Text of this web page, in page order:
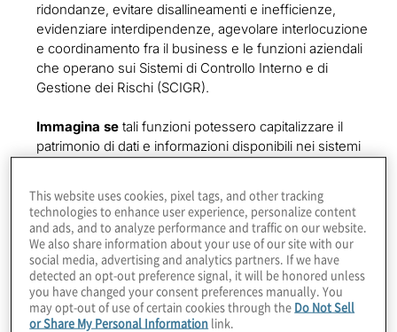
ridondanze, evitare disallineamenti e inefficienze,
evidenziare interdipendenze, agevolare interlocuzione
e coordinamento fra il business e le funzioni aziendali
che operano sui Sistemi di Controllo Interno e di
Gestione dei Rischi (SCIGR).
Immagina setali funzioni potessero capitalizzare il
patrimonio di dati e informazioni disponibili nei sistemi
tempestività situazioni di rischio, anomalie o frodi su
cui intervenire rapidamente, ampliare in modo
efficiente il perimetro di verifica e monitoraggio del
sistema di controllo interno; in definitiva, rendere più
oggettive, affidabili e complete le evidenze sui rischi e
sulle debolezze del sistema di controllo interno.
This website uses cookies, pixel tags, and other tracking
technologies to enhance user experience, personalize content
and ads, and to analyze performance and traffic on our website.
We also share information about your use of our site with our
social media, advertising and analytics partners. If we have
detected an opt-out preference signal, it will be honored unless
you have changed your consent preferences manually. You
may opt-out of use of certain cookies through the Do Not Sell
or Share My Personal Information link.